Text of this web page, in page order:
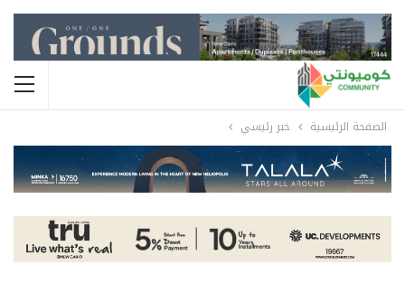
الصفحة الرئيسية خبر رئيسي